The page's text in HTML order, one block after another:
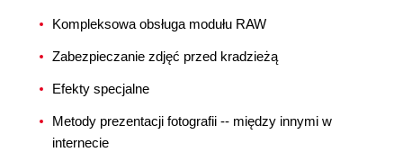
Kompleksowa obsługa modułu RAW
Zabezpieczanie zdjęć przed kradzieżą
Efekty specjalne
Metody prezentacji fotografii -- między innymi w
internecie